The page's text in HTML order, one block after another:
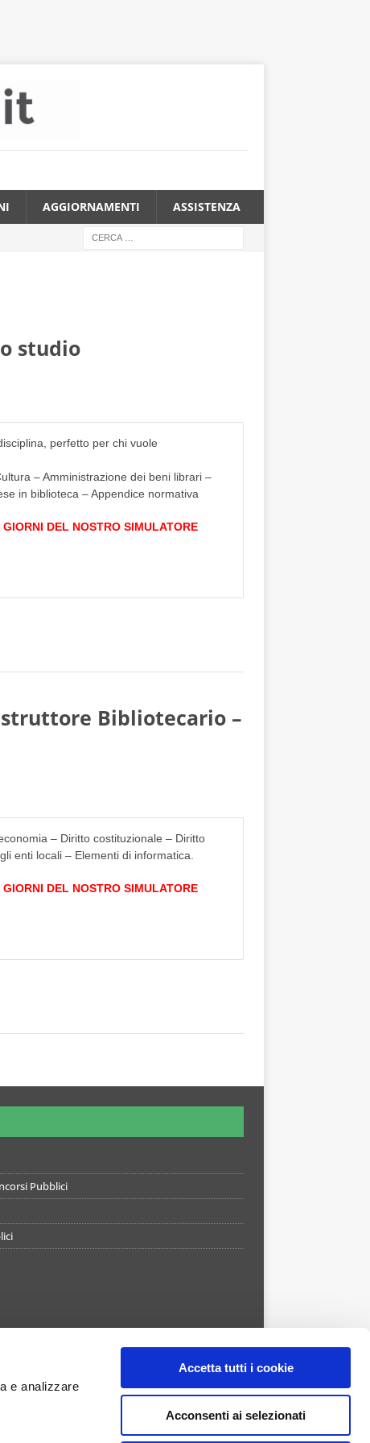
e analizzare
Accetta tutti i cookie
Acconsenti ai selezionati
AGGIORNAMENTI ASSISTENZA
studio
perfetto per chi vuole
– Amministrazione dei beni librari –
in biblioteca – Appendice normativa
DEL NOSTRO SIMULATORE
Bibliotecario –
– Diritto costituzionale – Diritto
enti locali – Elementi di informatica.
DEL NOSTRO SIMULATORE
Pubblici